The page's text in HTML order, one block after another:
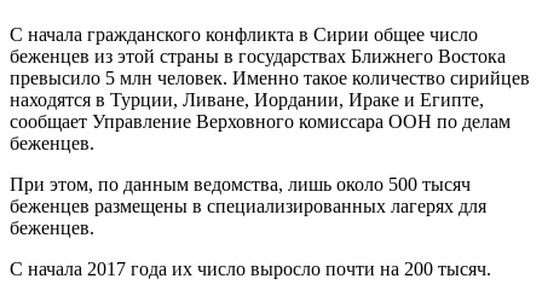
С начала гражданского конфликта в Сирии общее число
беженцев из этой страны в государствах Ближнего Востока
превысило 5 млн человек. Именно такое количество сирийцев
находятся в Турции, Ливане, Иордании, Ираке и Египте,
сообщает Управление Верховного комиссара ООН по делам
беженцев.
При этом, по данным ведомства, лишь около 500 тысяч
беженцев размещены в специализированных лагерях для
беженцев.
С начала 2017 года их число выросло почти на 200 тысяч.